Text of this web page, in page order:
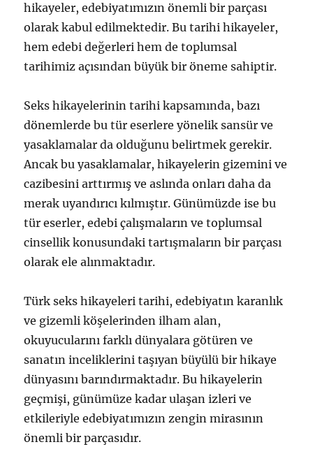
hikayeler, edebiyatımızın önemli bir parçası
olarak kabul edilmektedir. Bu tarihi hikayeler,
hem edebi değerleri hem de toplumsal
tarihimiz açısından büyük bir öneme sahiptir.
Seks hikayelerinin tarihi kapsamında, bazı
dönemlerde bu tür eserlere yönelik sansür ve
yasaklamalar da olduğunu belirtmek gerekir.
Ancak bu yasaklamalar, hikayelerin gizemini ve
cazibesini arttırmış ve aslında onları daha da
merak uyandırıcı kılmıştır. Günümüzde ise bu
tür eserler, edebi çalışmaların ve toplumsal
cinsellik konusundaki tartışmaların bir parçası
olarak ele alınmaktadır.
Türk seks hikayeleri tarihi, edebiyatın karanlık
ve gizemli köşelerinden ilham alan,
okuyucularını farklı dünyalara götüren ve
sanatın inceliklerini taşıyan büyülü bir hikaye
dünyasını barındırmaktadır. Bu hikayelerin
geçmişi, günümüze kadar ulaşan izleri ve
etkileriyle edebiyatımızın zengin mirasının
önemli bir parçasıdır.